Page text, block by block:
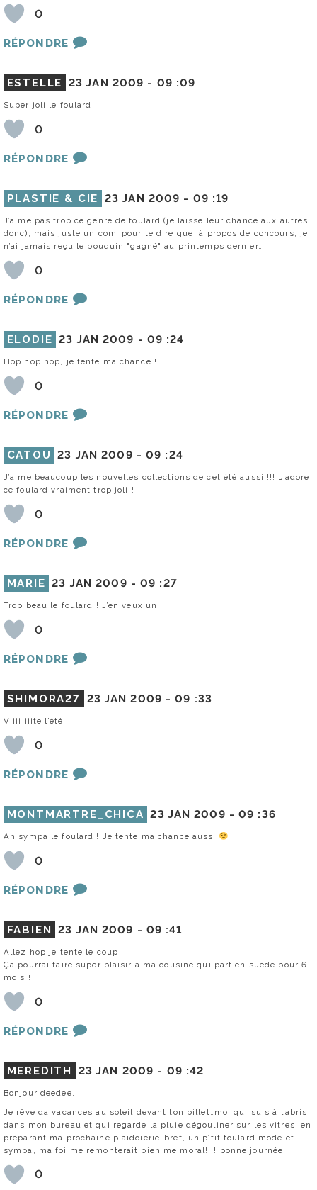
0
RÉPONDRE
ESTELLE 23 JAN 2009 - 09 :09
Super joli le foulard!!
0
RÉPONDRE
PLASTIE & CIE 23 JAN 2009 - 09 :19
J’aime pas trop ce genre de foulard (je laisse leur chance aux autres
donc), mais juste un com’ pour te dire que ,à propos de concours, je
n’ai jamais reçu le bouquin "gagné" au printemps dernier…
0
RÉPONDRE
ELODIE 23 JAN 2009 - 09 :24
Hop hop hop, je tente ma chance !
0
RÉPONDRE
CATOU 23 JAN 2009 -09 :24
J’aime beaucoup les nouvelles collections de cet été aussi !!! J’adore
ce foulard vraiment trop joli !
0
RÉPONDRE
MARIE 23 JAN 2009 -09 :27
Trop beau le foulard ! J’en veux un !
0
RÉPONDRE
SHIMORA27 23 JAN 2009 -09 :33
Viiiiiiiite l’été!
0
RÉPONDRE
MONTMARTRE_CHICA 23 JAN 2009 -09 :36
Ah sympa le foulard ! Je tente ma chance aussi
0
RÉPONDRE
FABIEN 23 JAN 2009 - 09 :41
Allez hop je tente le coup !
Ça pourrai faire super plaisir à ma cousine qui part en suède pour 6
mois !
0
RÉPONDRE
MEREDITH 23 JAN 2009 - 09 :42
Bonjour deedee,
Je rêve da vacances au soleil devant ton billet…moi qui suis à l’abris
dans mon bureau et qui regarde la pluie dégouliner sur les vitres, en
préparant ma prochaine plaidoierie…bref, un p’tit foulard mode et
sympa, ma foi me remonterait bien me moral!!!! bonne journée
0